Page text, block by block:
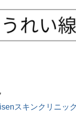
スキンクリニック